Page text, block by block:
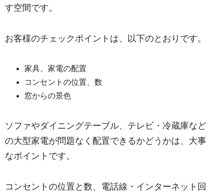
す空間です。
お客様のチェックポイントは、以下のとおりです。
家具、家電の配置
コンセントの位置、数
窓からの景色
ソファやダイニングテーブル、テレビ・冷蔵庫など
の大型家電が問題なく配置できるかどうかは、大事
なポイントです。
コンセントの位置と数、電話線・インターネット回